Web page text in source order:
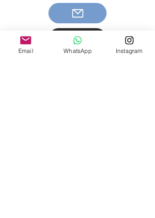
Email WhatsApp Instagram